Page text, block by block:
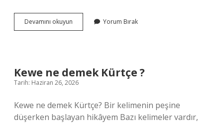
Devamını okuyun Alüminyum
ısı
Yorum Bırak
Kewe ne demek Kürtçe ?
Tarih: Haziran 26, 2026
Kewe ne demek Kürtçe? Bir kelimenin peşine
düşerken başlayan hikâyem Bazı kelimeler vardır,